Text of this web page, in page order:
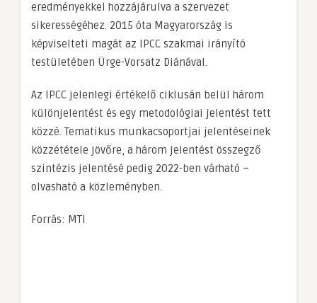
eredményekkel hozzájárulva a szervezet
sikerességéhez. 2015 óta Magyarország is
képviselteti magát az IPCC szakmai irányító
testületében Ürge-Vorsatz Diánával.
Az IPCC jelenlegi értékelő ciklusán belül három
különjelentést és egy metodológiai jelentést tett
közzé. Tematikus munkacsoportjai jelentéseinek
közzététele jövőre, a három jelentést összegző
szintézis jelentésé pedig 2022-ben várható –
olvasható a közleményben.
Forrás: MTI